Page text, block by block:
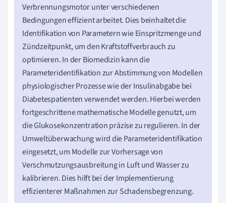
Verbrennungsmotor unter verschiedenen
Bedingungen effizient arbeitet. Dies beinhaltet die
Identifikation von Parametern wie Einspritzmenge und
Zündzeitpunkt, um den Kraftstoffverbrauch zu
optimieren. In der Biomedizin kann die
Parameteridentifikation zur Abstimmung von Modellen
physiologischer Prozesse wie der Insulinabgabe bei
Diabetespatienten verwendet werden. Hierbei werden
fortgeschrittene mathematische Modelle genutzt, um
die Glukosekonzentration präzise zu regulieren. In der
Umweltüberwachung wird die Parameteridentifikation
eingesetzt, um Modelle zur Vorhersage von
Verschmutzungsausbreitung in Luft und Wasser zu
kalibrieren. Dies hilft bei der Implementierung
effizienterer Maßnahmen zur Schadensbegrenzung.